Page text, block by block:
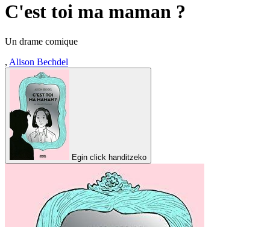
C'est toi ma maman ?
Un drame comique
, Alison Bechdel
Egin click handitzeko